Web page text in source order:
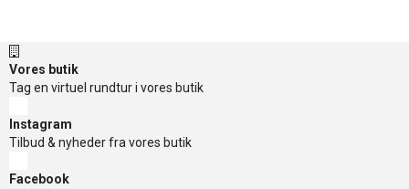
Vores butik
Tag en virtuel rundtur i vores butik
Instagram
Tilbud & nyheder fra vores butik
Facebook